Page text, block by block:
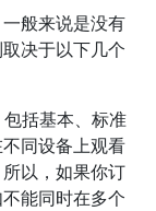
般来说是没有
决于以下几个
括基本、标准
同设备上观看
以，如果你订
能同时在多个